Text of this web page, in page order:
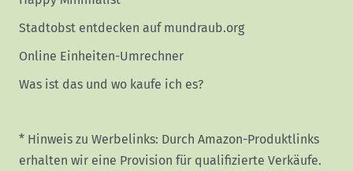
Stadtobst entdecken auf mundraub.org
Online Einheiten-Umrechner
Was ist das und wo kaufe ich es?
* Hinweis zu Werbelinks: Durch Amazon-Produktlinks
erhalten wir eine Provision für qualifizierte Verkäufe.